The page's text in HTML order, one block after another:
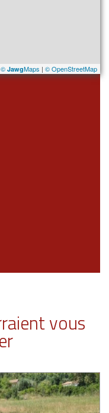
© JawgMaps | © OpenStreetMap
vous